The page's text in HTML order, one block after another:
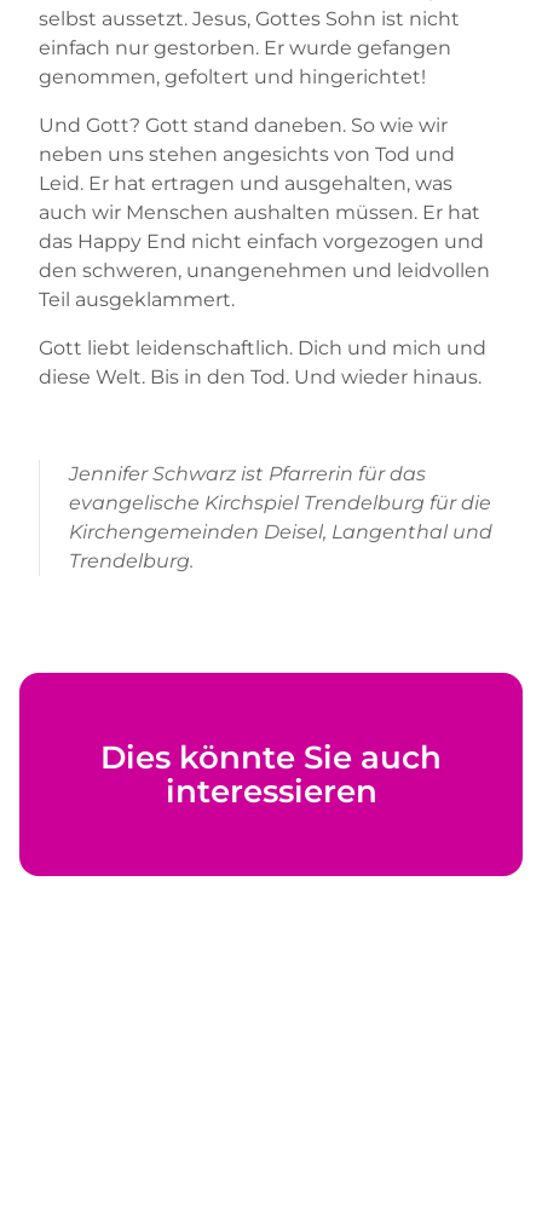
selbst aussetzt. Jesus, Gottes Sohn ist nicht
einfach nur gestorben. Er wurde gefangen
genommen, gefoltert und hingerichtet!
Und Gott? Gott stand daneben. So wie wir
neben uns stehen angesichts von Tod und
Leid. Er hat ertragen und ausgehalten, was
auch wir Menschen aushalten müssen. Er hat
das Happy End nicht einfach vorgezogen und
den schweren, unangenehmen und leidvollen
Teil ausgeklammert.
Gott liebt leidenschaftlich. Dich und mich und
diese Welt. Bis in den Tod. Und wieder hinaus.
Jennifer Schwarz ist Pfarrerin für das
evangelische Kirchspiel Trendelburg für die
Kirchengemeinden Deisel, Langenthal und
Trendelburg.
Dies könnte Sie auch
interessieren